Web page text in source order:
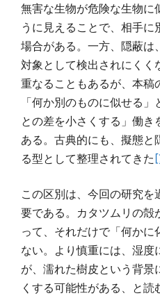
無害な生物が危険な生物に
うに見えることで、相手
場合がある。一方、隠蔽は
対象として検出されにくく
重なることもあるが、本稿
「何か別のものに似せる
との差を小さくする」働
ある。古典的にも、擬態と
る型として整理されてきた
この区別は、今回の研究
要である。カタツムリの殻
って、それだけで「何か
ない。より慎重には、湿
が、濡れた樹皮という背景
くする可能性がある、と読